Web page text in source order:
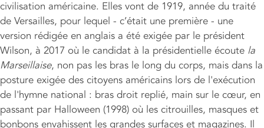
civilisation américaine. Elles vont de 1919, année du traité
de Versailles, pour lequel - c’était une première - une
version rédigée en anglais a été exigée par le président
Wilson, à 2017 où le candidat à la présidentielle écoute la
Marseillaise, non pas les bras le long du corps, mais dans la
posture exigée des citoyens américains lors de l'exécution
de l'hymne national : bras droit replié, main sur le cœur, en
passant par Halloween (1998) où les citrouilles, masques et
bonbons envahissent les grandes surfaces et magazines. Il